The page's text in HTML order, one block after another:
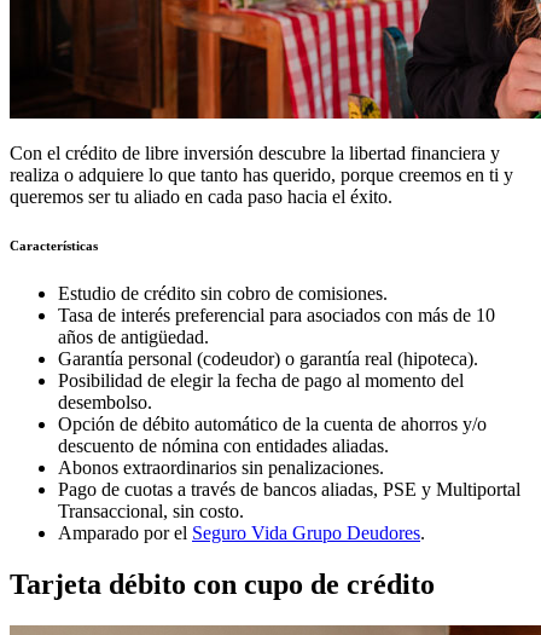
Con el crédito de libre inversión descubre la libertad financiera y
realiza o adquiere lo que tanto has querido, porque creemos en ti y
queremos ser tu aliado en cada paso hacia el éxito.
Características
Estudio de crédito sin cobro de comisiones.
Tasa de interés preferencial para asociados con más de 10
años de antigüedad.
Garantía personal (codeudor) o garantía real (hipoteca).
Posibilidad de elegir la fecha de pago al momento del
desembolso.
Opción de débito automático de la cuenta de ahorros y/o
descuento de nómina con entidades aliadas.
Abonos extraordinarios sin penalizaciones.
Pago de cuotas a través de bancos aliadas, PSE y Multiportal
Transaccional, sin costo.
Amparado por el Seguro Vida Grupo Deudores.
Tarjeta débito con cupo de crédito